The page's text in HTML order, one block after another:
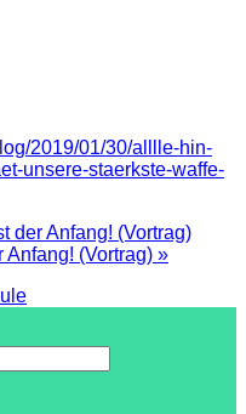
2019/01/30/alllle-hin-
unsere-staerkste-waffe-
der Anfang! (Vortrag)
Anfang! (Vortrag) »